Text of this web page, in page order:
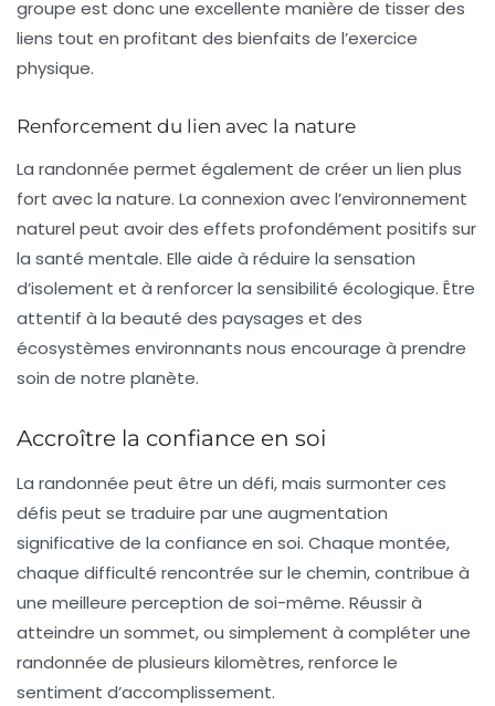
groupe est donc une excellente manière de tisser des
liens tout en profitant des bienfaits de l’exercice
physique.
Renforcement du lien avec la nature
La randonnée permet également de créer un lien plus
fort avec la nature. La connexion avec l’environnement
naturel peut avoir des effets profondément positifs sur
la santé mentale. Elle aide à réduire la sensation
d’isolement et à renforcer la sensibilité écologique. Être
attentif à la beauté des paysages et des
écosystèmes environnants nous encourage à prendre
soin de notre planète.
Accroître la confiance en soi
La randonnée peut être un défi, mais surmonter ces
défis peut se traduire par une augmentation
significative de la confiance en soi. Chaque montée,
chaque difficulté rencontrée sur le chemin, contribue à
une meilleure perception de soi-même. Réussir à
atteindre un sommet, ou simplement à compléter une
randonnée de plusieurs kilomètres, renforce le
sentiment d’accomplissement.